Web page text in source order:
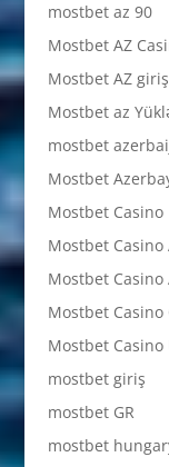
mostbet az 90
Mostbet AZ
Mostbet AZ giriş
Mostbet az
mostbet
Mostbet
Mostbet Casino
Mostbet Casino
Mostbet Casino
Mostbet Casino
Mostbet Casino
mostbet giriş
mostbet GR
mostbet